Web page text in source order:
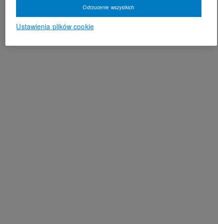
Ustawienia plików cookie
Odrzucenie wszystkich